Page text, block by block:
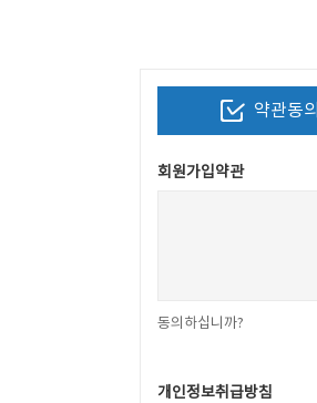
약관동의
회원가입약관
동의하십니까?
개인정보취급방침